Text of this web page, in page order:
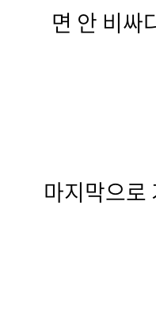
면 안 비싸
마지막으로